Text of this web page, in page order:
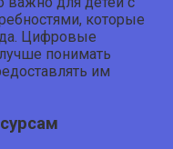
которые
Цифровые
понимать
им